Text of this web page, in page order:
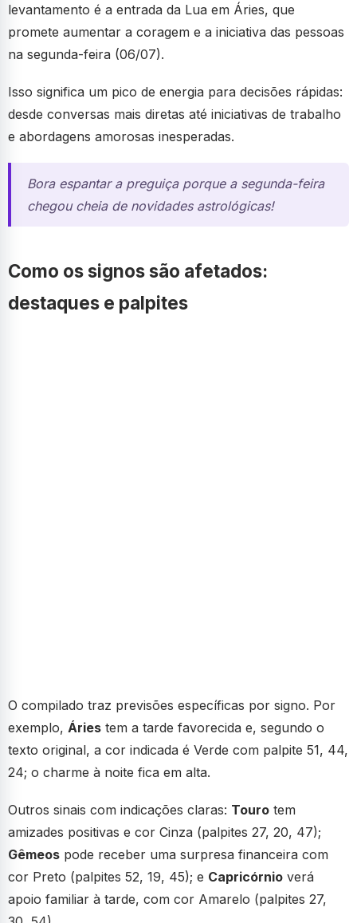
levantamento é a entrada da Lua em Áries, que
promete aumentar a coragem e a iniciativa das pessoas
na segunda-feira (06/07).
Isso significa um pico de energia para decisões rápidas:
desde conversas mais diretas até iniciativas de trabalho
e abordagens amorosas inesperadas.
Bora espantar a preguiça porque a segunda-feira
chegou cheia de novidades astrológicas!
Como os signos são afetados:
destaques e palpites
O compilado traz previsões específicas por signo. Por
exemplo, Áries tem a tarde favorecida e, segundo o
texto original, a cor indicada é Verde com palpite 51, 44,
24; o charme à noite fica em alta.
Outros sinais com indicações claras: Touro tem
amizades positivas e cor Cinza (palpites 27, 20, 47);
Gêmeos pode receber uma surpresa financeira com
cor Preto (palpites 52, 19, 45); e Capricórnio verá
apoio familiar à tarde, com cor Amarelo (palpites 27,